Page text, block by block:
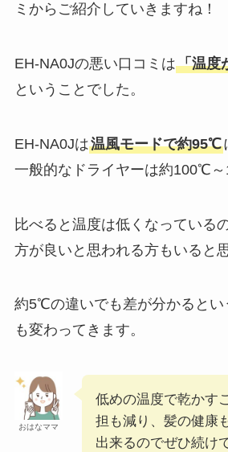
ミからご紹介していきますね！
EH-NA0Jの悪い口コミは「温度
ということでした。
EH-NA0Jは温風モードで約95℃
一般的なドライヤーは約100℃～
比べると温度は低くなっている
方が良いと思われる方もいると
約5℃の違いでも差が分かるとい
も変わってきます。
おはなママ
低めの温度で乾かす
担も減り、髪の健康
出来るのでぜひ続け